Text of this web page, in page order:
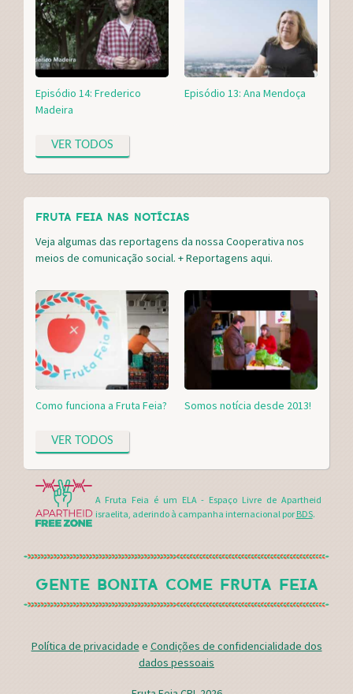
VER TODOS
Episódio 14: Frederico
Madeira
Episódio 13: Ana Mendoça
FRUTA FEIA NAS NOTÍCIAS
Veja algumas das reportagens da nossa Cooperativa nos
meios de comunicação social. + Reportagens aqui.
VER TODOS
Como funciona a Fruta Feia? Somos notícia desde 2013!
A Fruta Feia é um ELA - Espaço Livre de Apartheid
israelita, aderindo à campanha internacional por BDS.
GENTE BONITA COME FRUTA FEIA
Política de privacidade e Condições de confidencialidade dos
dados pessoais